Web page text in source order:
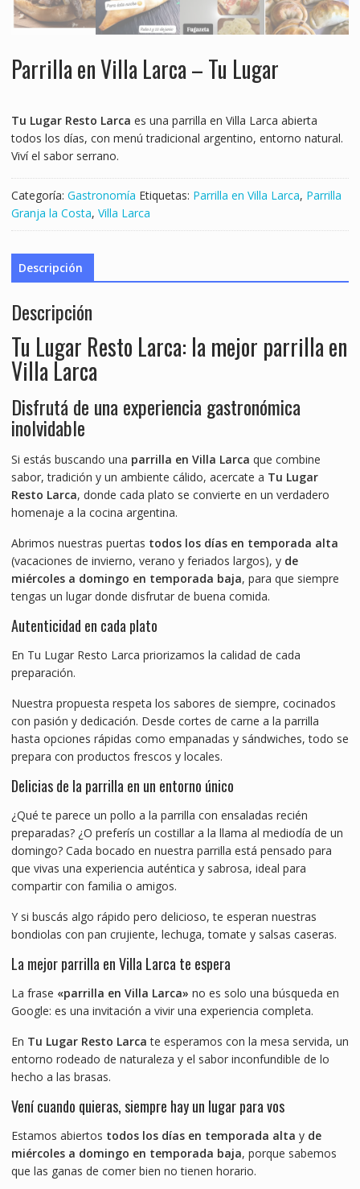
Parrilla en Villa Larca – Tu Lugar
Tu Lugar Resto Larca es una parrilla en Villa Larca abierta
todos los días, con menú tradicional argentino, entorno natural.
Viví el sabor serrano.
Categoría: Gastronomía Etiquetas: Parrilla en Villa Larca, Parrilla
Granja la Costa, Villa Larca
Descripción
Descripción
Tu Lugar Resto Larca: la mejor parrilla en
Villa Larca
Disfrutá de una experiencia gastronómica
inolvidable
Si estás buscando una parrilla en Villa Larca que combine
sabor, tradición y un ambiente cálido, acercate a Tu Lugar
Resto Larca, donde cada plato se convierte en un verdadero
homenaje a la cocina argentina.
Abrimos nuestras puertas todos los días en temporada alta
(vacaciones de invierno, verano y feriados largos), y de
miércoles a domingo en temporada baja, para que siempre
tengas un lugar donde disfrutar de buena comida.
Autenticidad en cada plato
En Tu Lugar Resto Larca priorizamos la calidad de cada
preparación.
Nuestra propuesta respeta los sabores de siempre, cocinados
con pasión y dedicación. Desde cortes de carne a la parrilla
hasta opciones rápidas como empanadas y sándwiches, todo se
prepara con productos frescos y locales.
Delicias de la parrilla en un entorno único
¿Qué te parece un pollo a la parrilla con ensaladas recién
preparadas? ¿O preferís un costillar a la llama al mediodía de un
domingo? Cada bocado en nuestra parrilla está pensado para
que vivas una experiencia auténtica y sabrosa, ideal para
compartir con familia o amigos.
Y si buscás algo rápido pero delicioso, te esperan nuestras
bondiolas con pan crujiente, lechuga, tomate y salsas caseras.
La mejor parrilla en Villa Larca te espera
La frase «parrilla en Villa Larca» no es solo una búsqueda en
Google: es una invitación a vivir una experiencia completa.
En Tu Lugar Resto Larca te esperamos con la mesa servida, un
entorno rodeado de naturaleza y el sabor inconfundible de lo
hecho a las brasas.
Vení cuando quieras, siempre hay un lugar para vos
Estamos abiertos todos los días en temporada alta y de
miércoles a domingo en temporada baja, porque sabemos
que las ganas de comer bien no tienen horario.